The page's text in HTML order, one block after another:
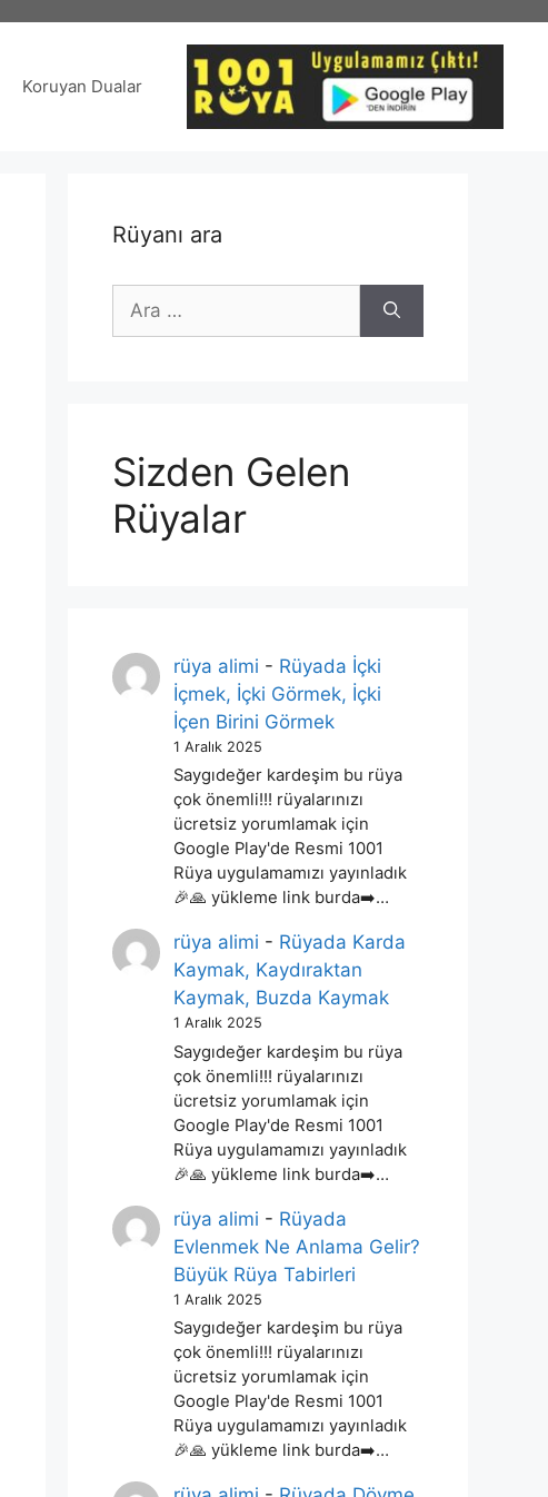
Koruyan Dualar
Rüyanı ara
için
Sizden Gelen
Rüyalar
rüya alimi - Rüyada İçki
İçmek, İçki Görmek, İçki
İçen Birini Görmek
1 Aralık 2025
Saygıdeğer kardeşim bu rüya
çok önemli!!! rüyalarınızı
ücretsiz yorumlamak için
Google Play'de Resmi 1001
Rüya uygulamamızı yayınladık
🎉🙏 yükleme link burda➡️…
rüya alimi - Rüyada Karda
Kaymak, Kaydıraktan
Kaymak, Buzda Kaymak
1 Aralık 2025
Saygıdeğer kardeşim bu rüya
çok önemli!!! rüyalarınızı
ücretsiz yorumlamak için
Google Play'de Resmi 1001
Rüya uygulamamızı yayınladık
🎉🙏 yükleme link burda➡️…
rüya alimi - Rüyada
Evlenmek Ne Anlama Gelir?
Büyük Rüya Tabirleri
1 Aralık 2025
Saygıdeğer kardeşim bu rüya
çok önemli!!! rüyalarınızı
ücretsiz yorumlamak için
Google Play'de Resmi 1001
Rüya uygulamamızı yayınladık
🎉🙏 yükleme link burda➡️…